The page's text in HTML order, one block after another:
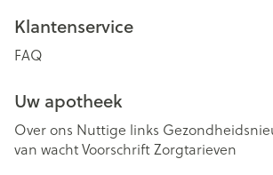
Klantenservice
FAQ
Uw apotheek
Over ons Nuttige links
van wachtVoorschriftZorgtarieven